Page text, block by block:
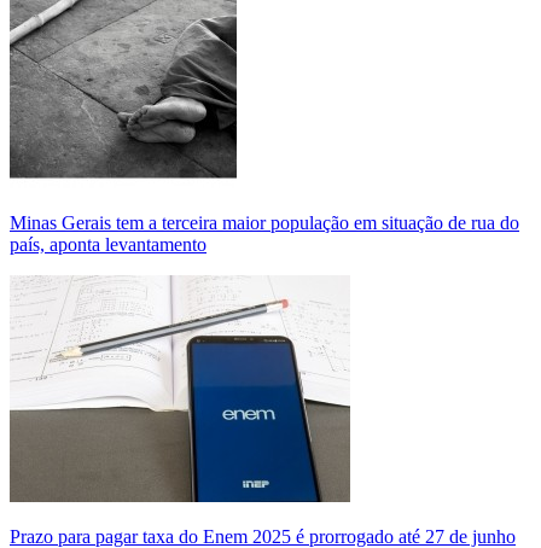
Minas Gerais tem a terceira maior população em situação de rua do
país, aponta levantamento
Prazo para pagar taxa do Enem 2025 é prorrogado até 27 de junho